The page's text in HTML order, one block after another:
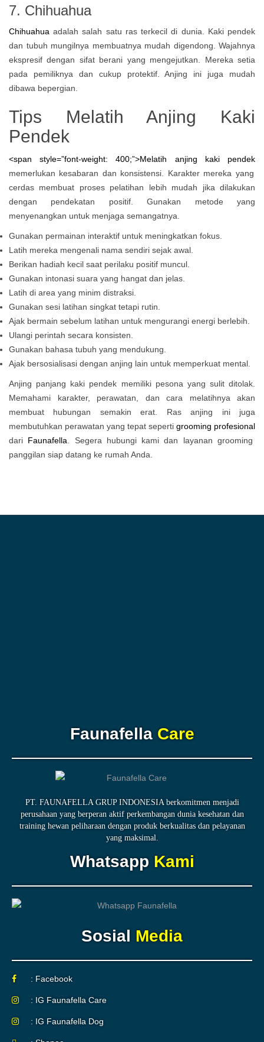
7. Chihuahua
Chihuahua adalah salah satu ras terkecil di dunia. Kaki pendek
dan tubuh mungilnya membuatnya mudah digendong. Wajahnya
ekspresif dengan sifat berani yang mengejutkan. Mereka setia
pada pemiliknya dan cukup protektif. Anjing ini juga mudah
dibawa bepergian.
Tips Melatih Anjing Kaki
Pendek
<span style=”font-weight: 400;”>Melatih anjing kaki pendek
memerlukan kesabaran dan konsistensi. Karakter mereka yang
cerdas membuat proses pelatihan lebih mudah jika dilakukan
dengan pendekatan positif. Gunakan metode yang
menyenangkan untuk menjaga semangatnya.
Gunakan permainan interaktif untuk meningkatkan fokus.
Latih mereka mengenali nama sendiri sejak awal.
Berikan hadiah kecil saat perilaku positif muncul.
Gunakan intonasi suara yang hangat dan jelas.
Latih di area yang minim distraksi.
Gunakan sesi latihan singkat tetapi rutin.
Ajak bermain sebelum latihan untuk mengurangi energi berlebih.
Ulangi perintah secara konsisten.
Gunakan bahasa tubuh yang mendukung.
Ajak bersosialisasi dengan anjing lain untuk memperkuat mental.
Anjing panjang kaki pendek memiliki pesona yang sulit ditolak.
Memahami karakter, perawatan, dan cara melatihnya akan
membuat hubungan semakin erat. Ras anjing ini juga
membutuhkan perawatan yang tepat seperti grooming profesional
dari Faunafella . Segera hubungi kami dan layanan grooming
panggilan siap datang ke rumah Anda.
FaunafellaCare
PT. FAUNAFELLA GRUP INDONESIA berkomitmen menjadi
perusahaan yang berperan aktif perkembangan dunia kesehatan dan
training hewan peliharaan dengan produk berkualitas dan pelayanan
yang maksimal.
WhatsappKami
Sosial Media
: Facebook
: IG Faunafella Care
: IG Faunafella Dog